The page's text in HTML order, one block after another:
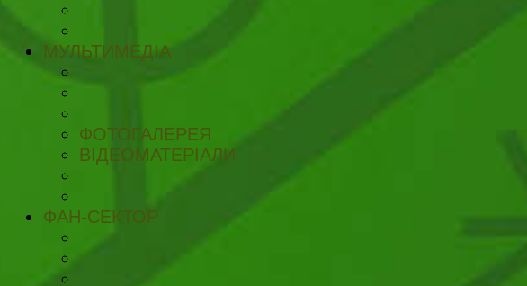
МУЛЬТИМЕДІА
ФОТОГАЛЕРЕЯ
ВІДЕОМАТЕРІАЛИ
ФАН-СЕКТОР